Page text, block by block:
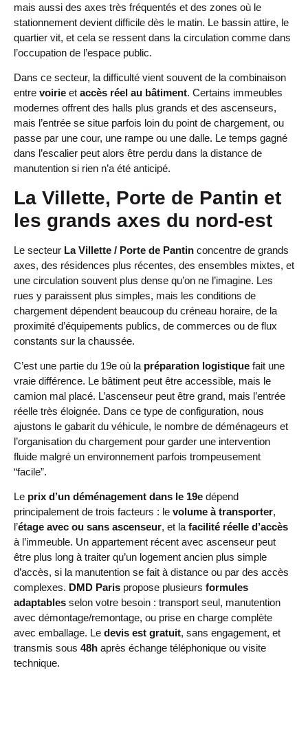
mais aussi des axes très fréquentés et des zones où le
stationnement devient difficile dès le matin. Le bassin attire, le
quartier vit, et cela se ressent dans la circulation comme dans
l’occupation de l’espace public.
Dans ce secteur, la difficulté vient souvent de la combinaison
entre voirie et accès réel au bâtiment. Certains immeubles
modernes offrent des halls plus grands et des ascenseurs,
mais l’entrée se situe parfois loin du point de chargement, ou
passe par une cour, une rampe ou une dalle. Le temps gagné
dans l’escalier peut alors être perdu dans la distance de
manutention si rien n’a été anticipé.
La Villette, Porte de Pantin et
les grands axes du nord-est
Le secteur La Villette / Porte de Pantin concentre de grands
axes, des résidences plus récentes, des ensembles mixtes, et
une circulation souvent plus dense qu’on ne l’imagine. Les
rues y paraissent plus simples, mais les conditions de
chargement dépendent beaucoup du créneau horaire, de la
proximité d’équipements publics, de commerces ou de flux
constants sur la chaussée.
C’est une partie du 19e où la préparation logistique fait une
vraie différence. Le bâtiment peut être accessible, mais le
camion mal placé. L’ascenseur peut être grand, mais l’entrée
réelle très éloignée. Dans ce type de configuration, nous
ajustons le gabarit du véhicule, le nombre de déménageurs et
l’organisation du chargement pour garder une intervention
fluide malgré un environnement parfois trompeusement
“facile”.
Le prix d’un déménagement dans le 19e dépend
principalement de trois facteurs : le volume à transporter,
l’étage avec ou sans ascenseur, et lafacilité réelle d’accès
à l’immeuble. Un appartement récent avec ascenseur peut
être plus long à traiter qu’un logement ancien plus simple
d’accès, si la manutention se fait à distance ou par des accès
complexes. DMD Paris propose plusieurs formules
adaptables selon votre besoin : transport seul, manutention
avec démontage/remontage, ou prise en charge complète
avec emballage. Le devis est gratuit, sans engagement, et
transmis sous 48h après échange téléphonique ou visite
technique.